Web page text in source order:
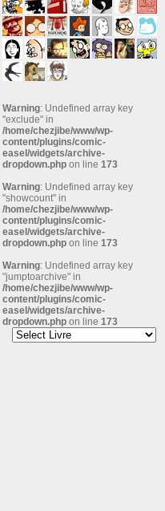
Warning: Undefined array key
"exclude" in
/home/chezjibe/www/wp-
content/plugins/comic-
easel/widgets/archive-
dropdown.php on line 173
Warning: Undefined array key
"showcount" in
/home/chezjibe/www/wp-
content/plugins/comic-
easel/widgets/archive-
dropdown.php on line 173
Warning: Undefined array key
"jumptoarchive" in
/home/chezjibe/www/wp-
content/plugins/comic-
easel/widgets/archive-
dropdown.php on line 173